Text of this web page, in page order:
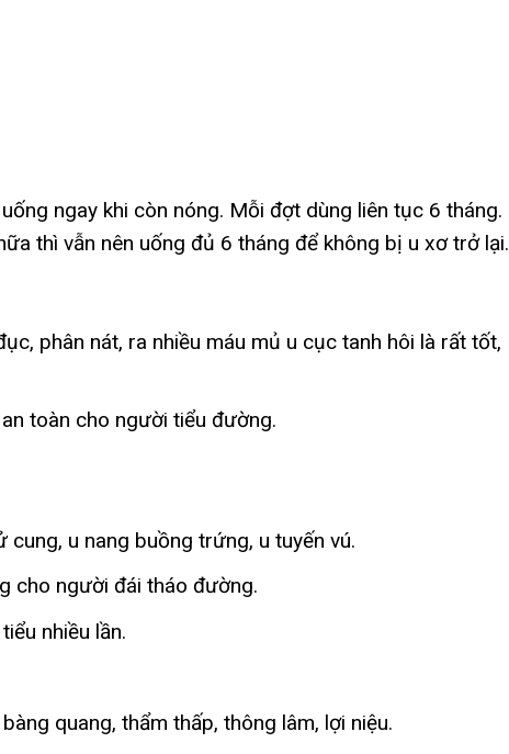
ngay khi còn nóng. Mỗi đợt dùng liên tục 6 tháng.
thì vẫn nên uống đủ 6 tháng để không bị u xơ trở lại.
phân nát, ra nhiều máu mủ u cục tanh hôi là rất tốt,
toàn cho người tiểu đường.
u nang buồng trứng, u tuyến vú.
cho người đái tháo đường.
nhiều lần.
quang, thẩm thấp, thông lâm, lợi niệu.